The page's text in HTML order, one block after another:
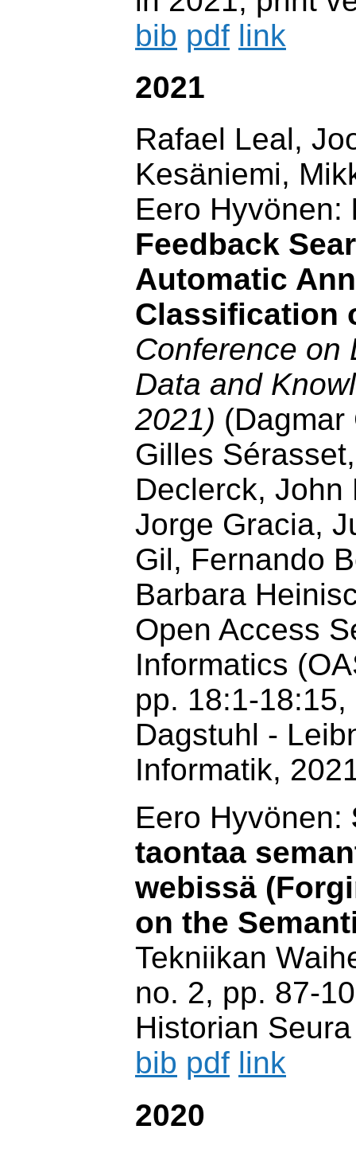
bib pdf link
2021
Rafael Leal,
Kesäniemi,
Eero Hyvönen:
Feedback
Automatic
Classification
Conference on
Data and
2021) (Dagmar
Gilles
Declerck, John
Jorge Gracia,
Gil, Fernando
Barbara
Open Access
Informatics
pp. 18:1-
Dagstuhl -
Informatik,
Eero Hyvönen:
taontaa
webissä
on the
Tekniikan
no. 2, pp. 87-
Historian
bib pdf link
2020